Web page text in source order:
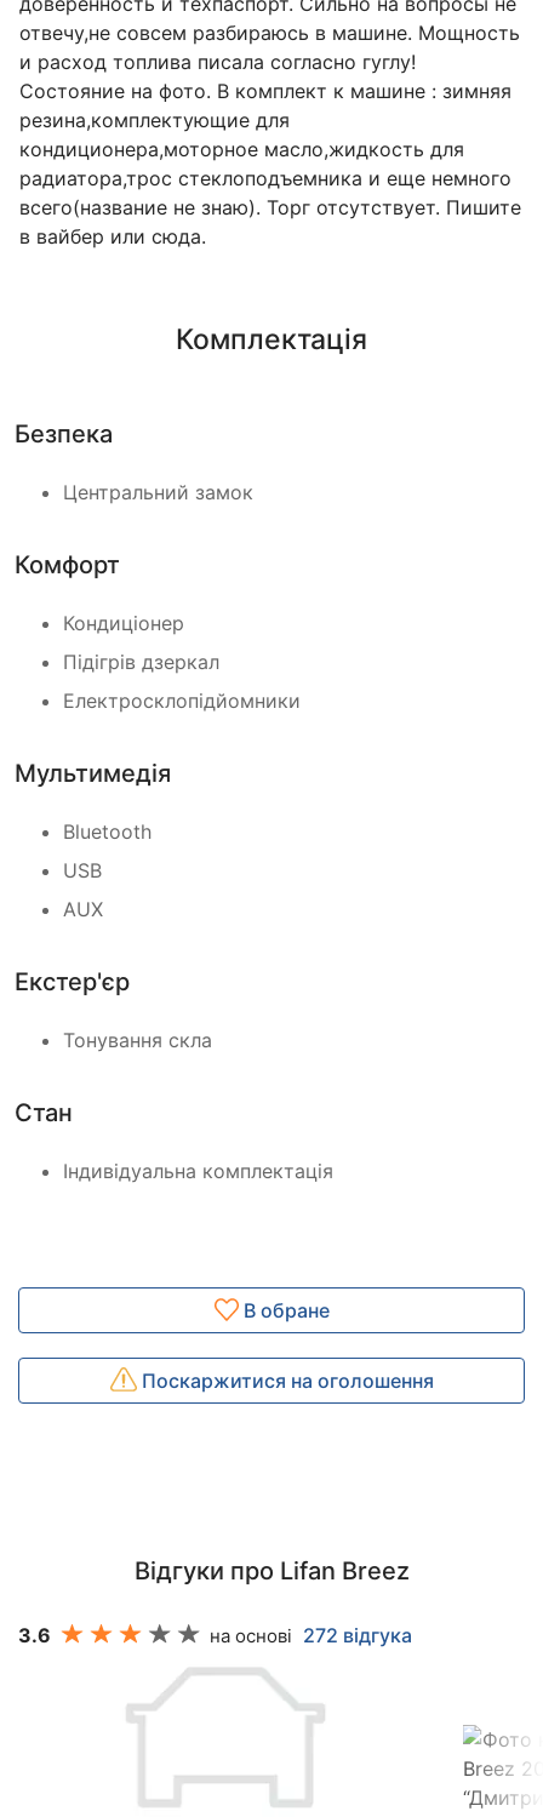
отвечу,не совсем разбираюсь в машине. Мощность
и расход топлива писала согласно гуглу!
Состояние на фото. В комплект к машине : зимняя
резина,комплектующие для
кондиционера,моторное масло,жидкость для
радиатора,трос стеклоподъемника и еще немного
всего(название не знаю). Торг отсутствует. Пишите
в вайбер или сюда.
Комплектація
Безпека
Центральний замок
Комфорт
Кондиціонер
Підігрів дзеркал
Електросклопідйомники
Мультимедія
Bluetooth
USB
AUX
Екстер'єр
Тонування скла
Стан
Індивідуальна комплектація
В обране
Поскаржитися на оголошення
Відгуки про Lifan Breez
3.6 на основі 272 відгука